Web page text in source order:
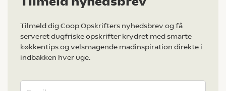
Tilmeld dig Coop Opskrifters nyhedsbrev og få
serveret dugfriske opskrifter krydret med smarte
køkkentips og velsmagende madinspiration direkte i
indbakken hver uge.